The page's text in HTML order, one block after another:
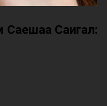
Саигал: